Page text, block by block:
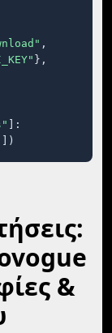
,
},
]:
])
&